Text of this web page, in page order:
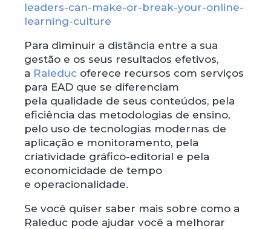
leaders-can-make-or-break-your-online-
learning-culture
Para diminuir a distância entre a sua
gestão e os seus resultados efetivos,
a Raleduc oferece recursos com serviços
para EAD que se diferenciam
pela qualidade de seus conteúdos, pela
eficiência das metodologias de ensino,
pelo uso de tecnologias modernas de
aplicação e monitoramento, pela
criatividade gráfico-editorial e pela
economicidade de tempo
e operacionalidade.
Se você quiser saber mais sobre como a
Raleduc pode ajudar você a melhorar